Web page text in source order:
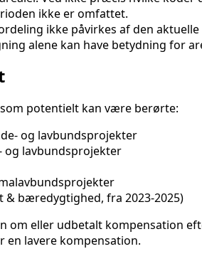
ikke er omfattet.
ikke påvirkes af den aktuelle
alene kan have betydning for
potentielt kan være berørte:
og lavbundsprojekter
og lavbundsprojekter
bæredygtighed, fra 2023-2025)
om eller udbetalt kompensation
lavere kompensation.